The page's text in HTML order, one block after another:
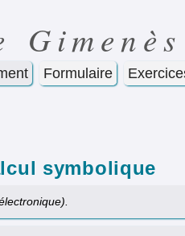
Gimenès
Formulaire
symbolique